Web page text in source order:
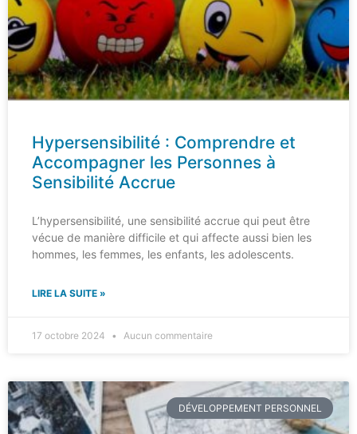
Hypersensibilité : Comprendre et
Accompagner les Personnes à
Sensibilité Accrue
L’hypersensibilité, une sensibilité accrue qui peut être
vécue de manière difficile et qui affecte aussi bien les
hommes, les femmes, les enfants, les adolescents.
LIRE LA SUITE »
17 octobre 2024 Aucun commentaire
DÉVELOPPEMENT PERSONNEL